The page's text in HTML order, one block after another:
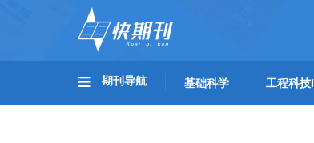
期刊导航 基础科学 工程科技I